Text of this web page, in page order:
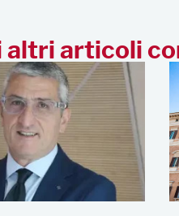
altri articoli